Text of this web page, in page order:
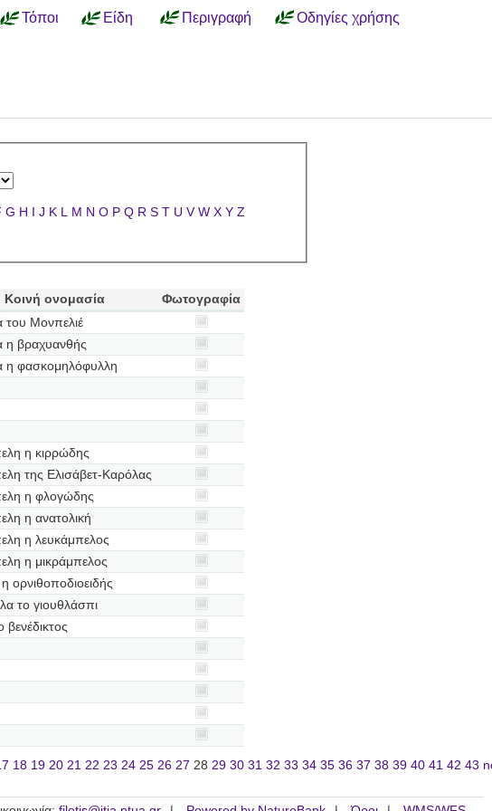
Τόποι Είδη Περιγραφή Οδηγίες χρήσης
G H I J K L M N O P Q R S T U V W X Y Z
Κοινή ονομασία
Φωτογραφία
του Μονπελιέ
η βραχυανθής
η φασκομηλόφυλλη
η κιρρώδης
της Ελισάβετ-Καρόλας
η φλογώδης
η ανατολική
η λευκάμπελος
η μικράμπελος
ορνιθοποδιοειδής
το γιουθλάσπι
βενέδικτος
18 19 20 21 22 23 24 25 26 27 28 29 30 31 32 33 34 35 36 37 38 39 40 41 42 43